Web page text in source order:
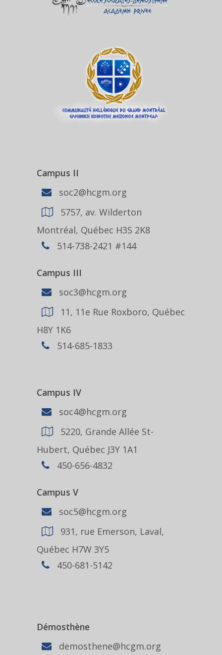
Campus II
soc2@hcgm.org
5757, av. Wilderton
Montréal, Québec H3S 2K8
514-738-2421 #144
Campus III
soc3@hcgm.org
11, 11e Rue Roxboro, Québec
H8Y 1K6
514-685-1833
Campus IV
soc4@hcgm.org
5220, Grande Allée St-
Hubert, Québec J3Y 1A1
450-656-4832
Campus V
soc5@hcgm.org
931, rue Emerson, Laval,
Québec H7W 3Y5
450-681-5142
Démosthène
demosthene@hcgm.org